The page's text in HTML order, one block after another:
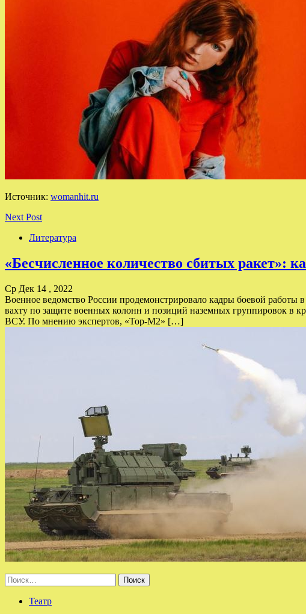
Источник: womanhit.ru
Next Post
Литература
«Бесчисленное количество сбитых ракет»:
Ср Дек 14 , 2022
Военное ведомство России продемонстрировало кадры боевой
вахту по защите военных колонн и позиций наземных группировок в
ВСУ. По мнению экспертов, «Тор-М2» […]
Найти:
Театр